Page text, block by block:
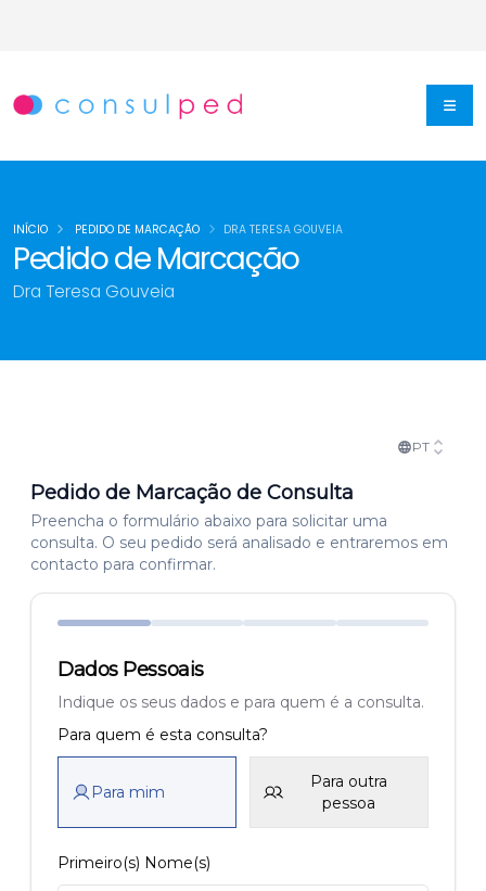
Pedido de Marcação
Dra Teresa Gouveia
INÍCIO PEDIDO DE MARCAÇÃO DRA TERESA GOUVEIA